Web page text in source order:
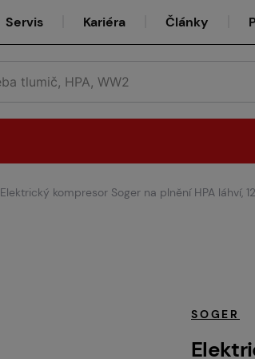
Servis Kariéra Články
Půjčovna
Elektrický kompresor Soger na plnění HPA láhví,
SOGER